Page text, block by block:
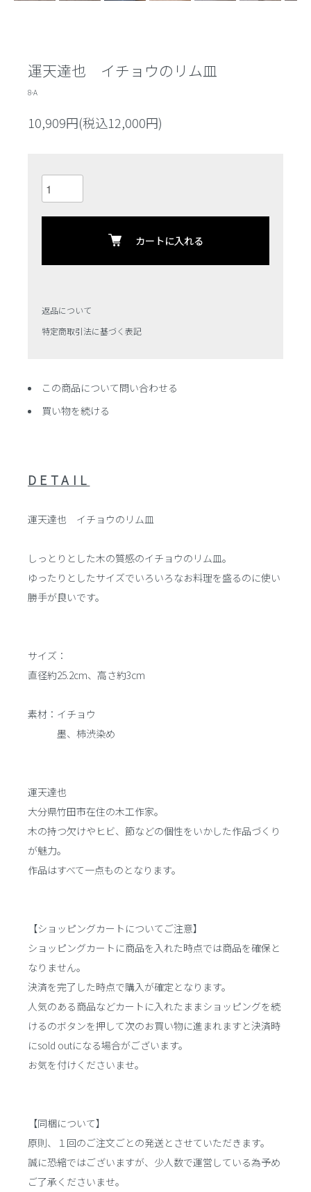
運天達也 イチョウのリム皿
8-A
10,909円(税込12,000円)
カートに入れる
返品について
特定商取引法に基づく表記
この商品について問い合わせる
買い物を続ける
DETAIL
運天達也 イチョウのリム皿
しっとりとした木の質感のイチョウのリム皿。
ゆったりとしたサイズでいろいろなお料理を盛るのに使い
勝手が良いです。
サイズ：
直径約25.2cm、高さ約3cm
素材：イチョウ
墨、柿渋染め
運天達也
大分県竹田市在住の木工作家。
木の持つ欠けやヒビ、節などの個性をいかした作品づくり
が魅力。
作品はすべて一点ものとなります。
【ショッピングカートについてご注意】
ショッピングカートに商品を入れた時点では商品を確保と
なりません。
決済を完了した時点で購入が確定となります。
人気のある商品などカートに入れたままショッピングを続
けるのボタンを押して次のお買い物に進まれますと決済時
にsold outになる場合がございます。
お気を付けくださいませ。
【同梱について】
原則、１回のご注文ごとの発送とさせていただきます。
誠に恐縮ではございますが、少人数で運営している為予め
ご了承くださいませ。